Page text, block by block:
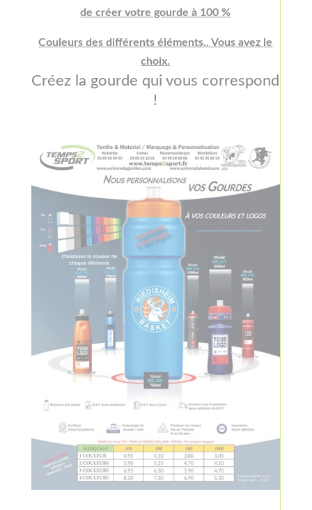
de créer votre gourde à 100 %
Couleurs des différents éléments.. Vous avez le
choix.
Créez la gourde qui vous correspond
!